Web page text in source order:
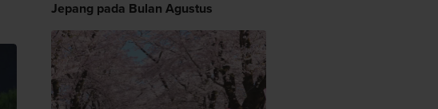
Jepang pada Bulan Agustus